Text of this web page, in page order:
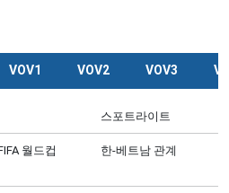
VOV1 VOV2 VOV3
스포트라이트
월드컵 한-베트남 관계